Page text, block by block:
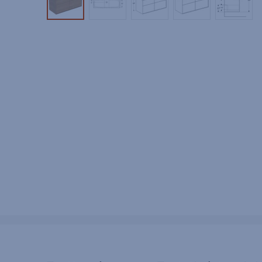
Tuotekuva 1 Tuotekuva 2Tuotekuva 3Tuotekuva 4